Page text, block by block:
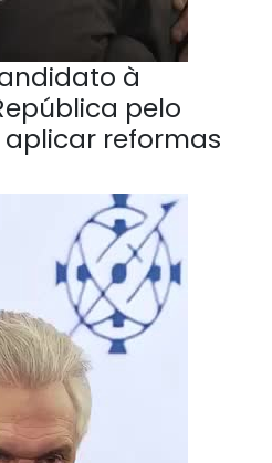
à
pelo
aplicar reformas